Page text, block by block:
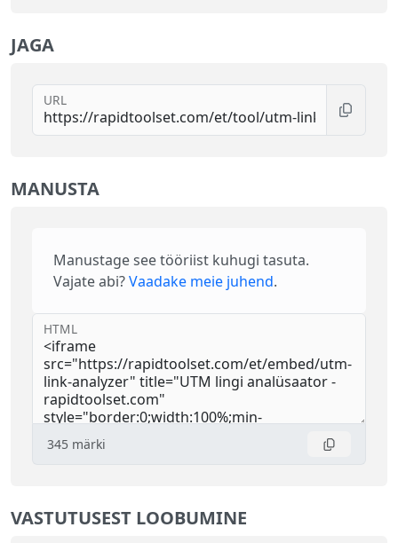
JAGA
URL
MANUSTA
Manustage see tööriist kuhugi tasuta.
Vajate abi?Vaadake meie juhend.
HTML
345 märki
VASTUTUSEST LOOBUMINE